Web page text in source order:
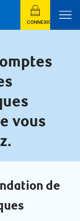
CONNEXION
vous
de